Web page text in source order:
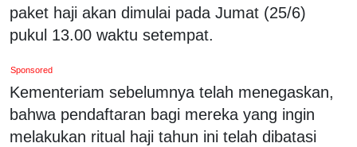
paket haji akan dimulai pada Jumat (25/6)
pukul 13.00 waktu setempat.
Sponsored
Kementeriam sebelumnya telah menegaskan,
bahwa pendaftaran bagi mereka yang ingin
melakukan ritual haji tahun ini telah dibatasi